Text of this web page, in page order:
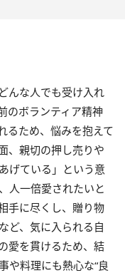
んな人でも受け入れ
のボランティア精神
るため、悩みを抱えて
、親切の押し売りや
げている」という意
人一倍愛されたいと
手に尽くし、贈り物
ど、気に入られる自
愛を貫けるため、結
や料理にも熱心な“良